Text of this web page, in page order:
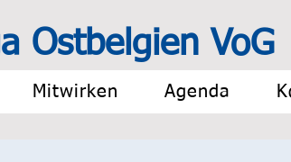
Ostbelgien VoG
Mitwirken Agenda